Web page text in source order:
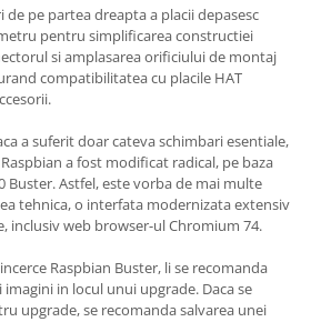
pe partea dreapta a placii depasesc
pentru simplificarea constructiei
si amplasarea orificiului de montaj
compatibilitatea cu placile HAT
a suferit doar cateva schimbari esentiale,
a fost modificat radical, pe baza
Buster. Astfel, este vorba de mai multe
tehnica, o interfata modernizata extensiv
inclusiv web browser-ul Chromium 74.
Raspbian Buster, li se recomanda
in locul unui upgrade. Daca se
upgrade, se recomanda salvarea unei